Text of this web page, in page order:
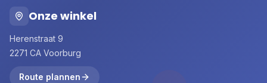
Onze winkel
Herenstraat 9
2271 CA Voorburg
Route plannen